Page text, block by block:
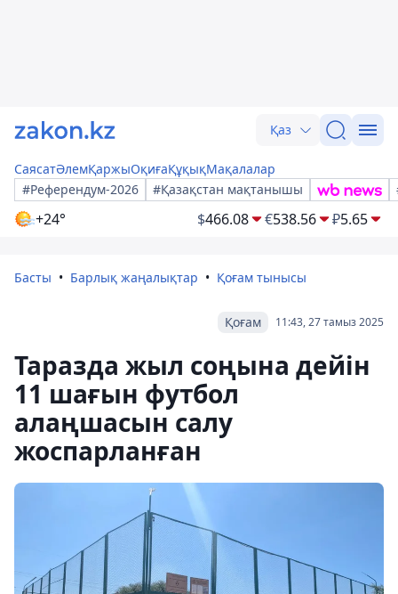
Қаз
СаясатӘлемҚаржыОқиғаҚұқықМақалалар
#Референдум-2026
#Қазақстан мақтанышы
+24° $466.08 €538.56 ₽5.65
Басты Барлық жаңалықтар Қоғам тынысы
11:43, 27 тамыз 2025
Қоғам
Таразда жыл соңына дейін
11 шағын футбол
алаңшасын салу
жоспарланған